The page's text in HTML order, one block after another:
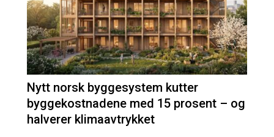
Nytt norsk byggesystem kutter
byggekostnadene med 15 prosent – og
halverer klimaavtrykket